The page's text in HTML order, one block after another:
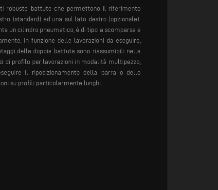
robuste battute che permettono il riferimento
(standard) ed una sul lato destro (opzionale).
un cilindro pneumatico, è di tipo a scomparsa e
in funzione delle lavorazioni da eseguire,
della doppia battuta sono riassumibili nella
di profilo per lavorazioni in modalità multipezzo,
il riposizionamento della barra o dello
su profili particolarmente lunghi.